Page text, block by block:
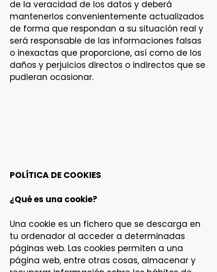
de la veracidad de los datos y deberá
mantenerlos convenientemente actualizados
de forma que respondan a su situación real y
será responsable de las informaciones falsas
o inexactas que proporcione, así como de los
daños y perjuicios directos o indirectos que se
pudieran ocasionar.
POLÍTICA DE COOKIES
¿Qué es una cookie?
Una cookie es un fichero que se descarga en
tu ordenador al acceder a determinadas
páginas web. Las cookies permiten a una
página web, entre otras cosas, almacenar y